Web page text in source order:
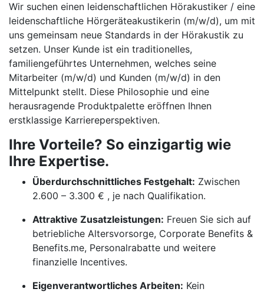
Wir suchen einen leidenschaftlichen Hörakustiker / eine
leidenschaftliche Hörgeräteakustikerin (m/w/d), um mit
uns gemeinsam neue Standards in der Hörakustik zu
setzen. Unser Kunde ist ein traditionelles,
familiengeführtes Unternehmen, welches seine
Mitarbeiter (m/w/d) und Kunden (m/w/d) in den
Mittelpunkt stellt. Diese Philosophie und eine
herausragende Produktpalette eröffnen Ihnen
erstklassige Karriereperspektiven.
Ihre Vorteile? So einzigartig wie
Ihre Expertise.
Überdurchschnittliches Festgehalt: Zwischen
2.600 – 3.300 € , je nach Qualifikation.
Attraktive Zusatzleistungen: Freuen Sie sich auf
betriebliche Altersvorsorge, Corporate Benefits &
Benefits.me, Personalrabatte und weitere
finanzielle Incentives.
Eigenverantwortliches Arbeiten: Kein